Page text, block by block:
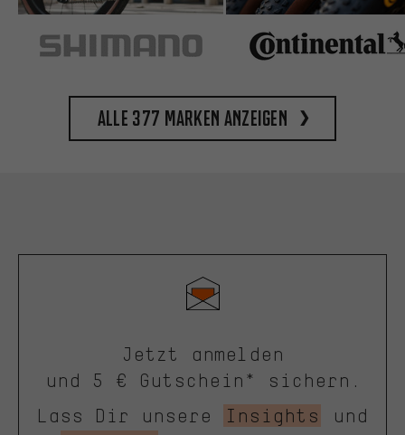
Alle 377 Marken anzeigen
Jetzt anmelden
und 5 € Gutschein* sichern.
Lass Dir unsere
Insights
und